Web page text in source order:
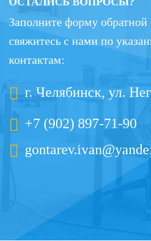
Заполните форму обратной
свяжитесь с нами по
контактам:
г. Челябинск, ул.
+7 (902) 897-71-90